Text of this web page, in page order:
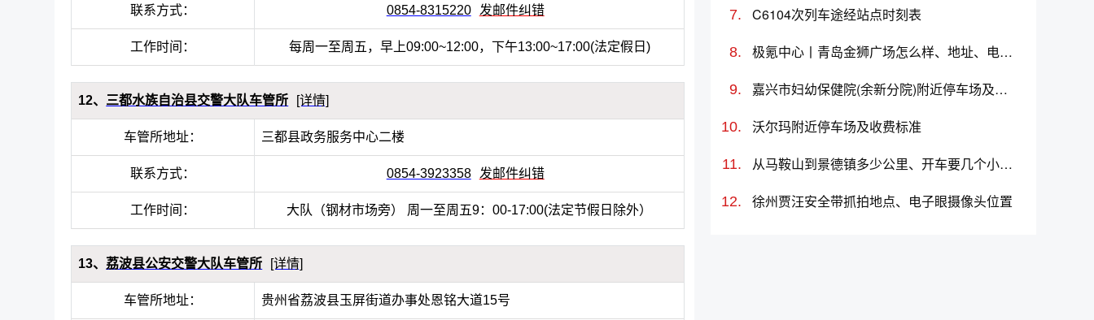
联系方式： 0854-8315220 发邮件纠错
工作时间： 每周一至周五，早上09:00~12:00，下午13:00~17:00(法定假日)
12、 三都水族自治县交警大队车管所 [详情]
车管所地址： 三都县政务服务中心二楼
联系方式： 0854-3923358 发邮件纠错
工作时间： 大队（钢材市场旁） 周一至周五9：00-17:00(法定节假日除外）
13、 荔波县公安交警大队车管所 [详情]
车管所地址： 贵州省荔波县玉屏街道办事处恩铭大道15号
C6104次列车途经站点时刻表
极氪中心丨青岛金狮广场怎么样、地址、电话、上班时间查询
嘉兴市妇幼保健院(余新分院)附近停车场及收费标准
沃尔玛附近停车场及收费标准
从马鞍山到景德镇多少公里、开车要几个小时？过路费、油费等
徐州贾汪安全带抓拍地点、电子眼摄像头位置